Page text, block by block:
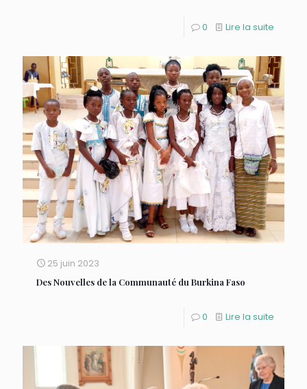
0 Lire la suite
25 juin 2023
Des Nouvelles de la Communauté du Burkina Faso
0 Lire la suite